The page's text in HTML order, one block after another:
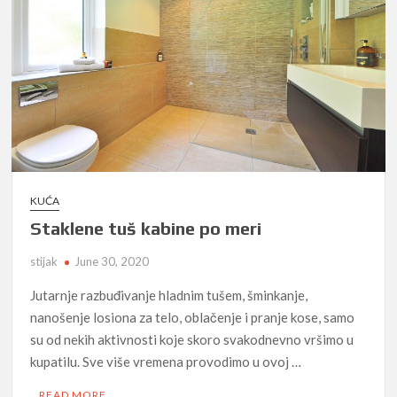
KUĆA
Staklene tuš kabine po meri
stijak June 30, 2020
Jutarnje razbuđivanje hladnim tušem, šminkanje,
nanošenje losiona za telo, oblačenje i pranje kose, samo
su od nekih aktivnosti koje skoro svakodnevno vršimo u
kupatilu. Sve više vremena provodimo u ovoj …